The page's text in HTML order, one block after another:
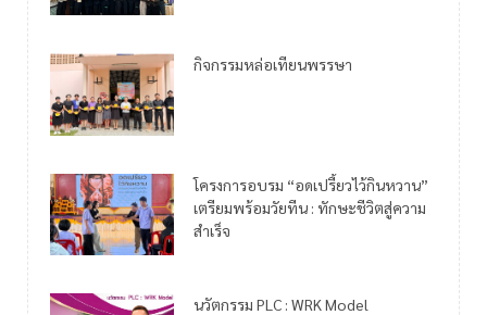
กิจกรรมหล่อเทียนพรรษา
โครงการอบรม “อดเปรี้ยวไว้กินหวาน”
เตรียมพร้อมวัยทีน : ทักษะชีวิตสู่ความ
สำเร็จ
นวัตกรรม PLC : WRK Model